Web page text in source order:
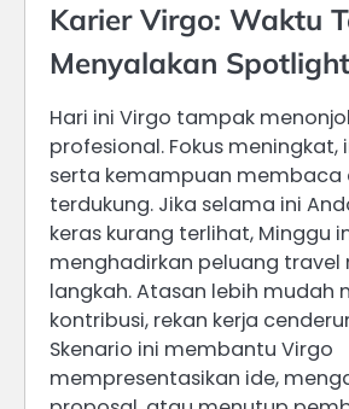
Karier Virgo: Waktu
Menyalakan Spotlight
Hari ini Virgo tampak
profesional. Fokus meningkat,
serta kemampuan membaca
terdukung. Jika selama ini
keras kurang terlihat, Minggu
menghadirkan peluang travel
langkah. Atasan lebih mudah
kontribusi, rekan kerja
Skenario ini membantu Virgo
mempresentasikan ide,